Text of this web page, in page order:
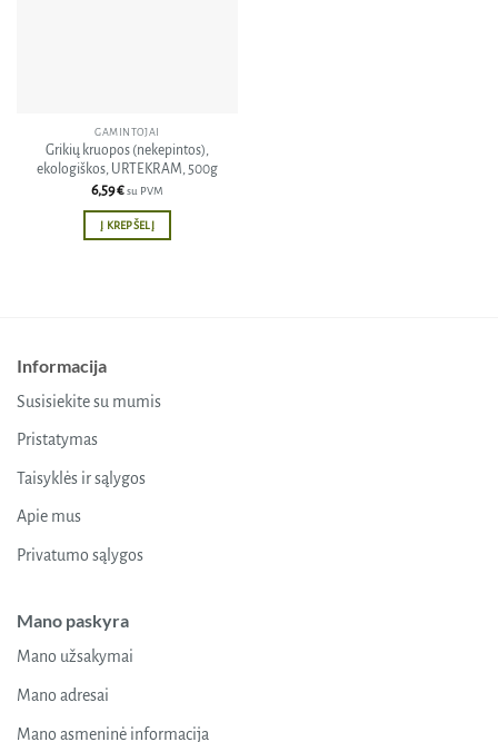
GAMINTOJAI
Grikių kruopos (nekepintos),
ekologiškos, URTEKRAM, 500g
6,59€su PVM
Į KREPŠELĮ
Informacija
Susisiekite su mumis
Pristatymas
Taisyklės ir sąlygos
Apie mus
Privatumo sąlygos
Mano paskyra
Mano užsakymai
Mano adresai
Mano asmeninė informacija